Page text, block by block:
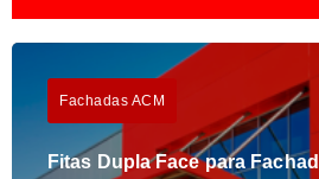
Fachadas ACM
Fitas Dupla Face para